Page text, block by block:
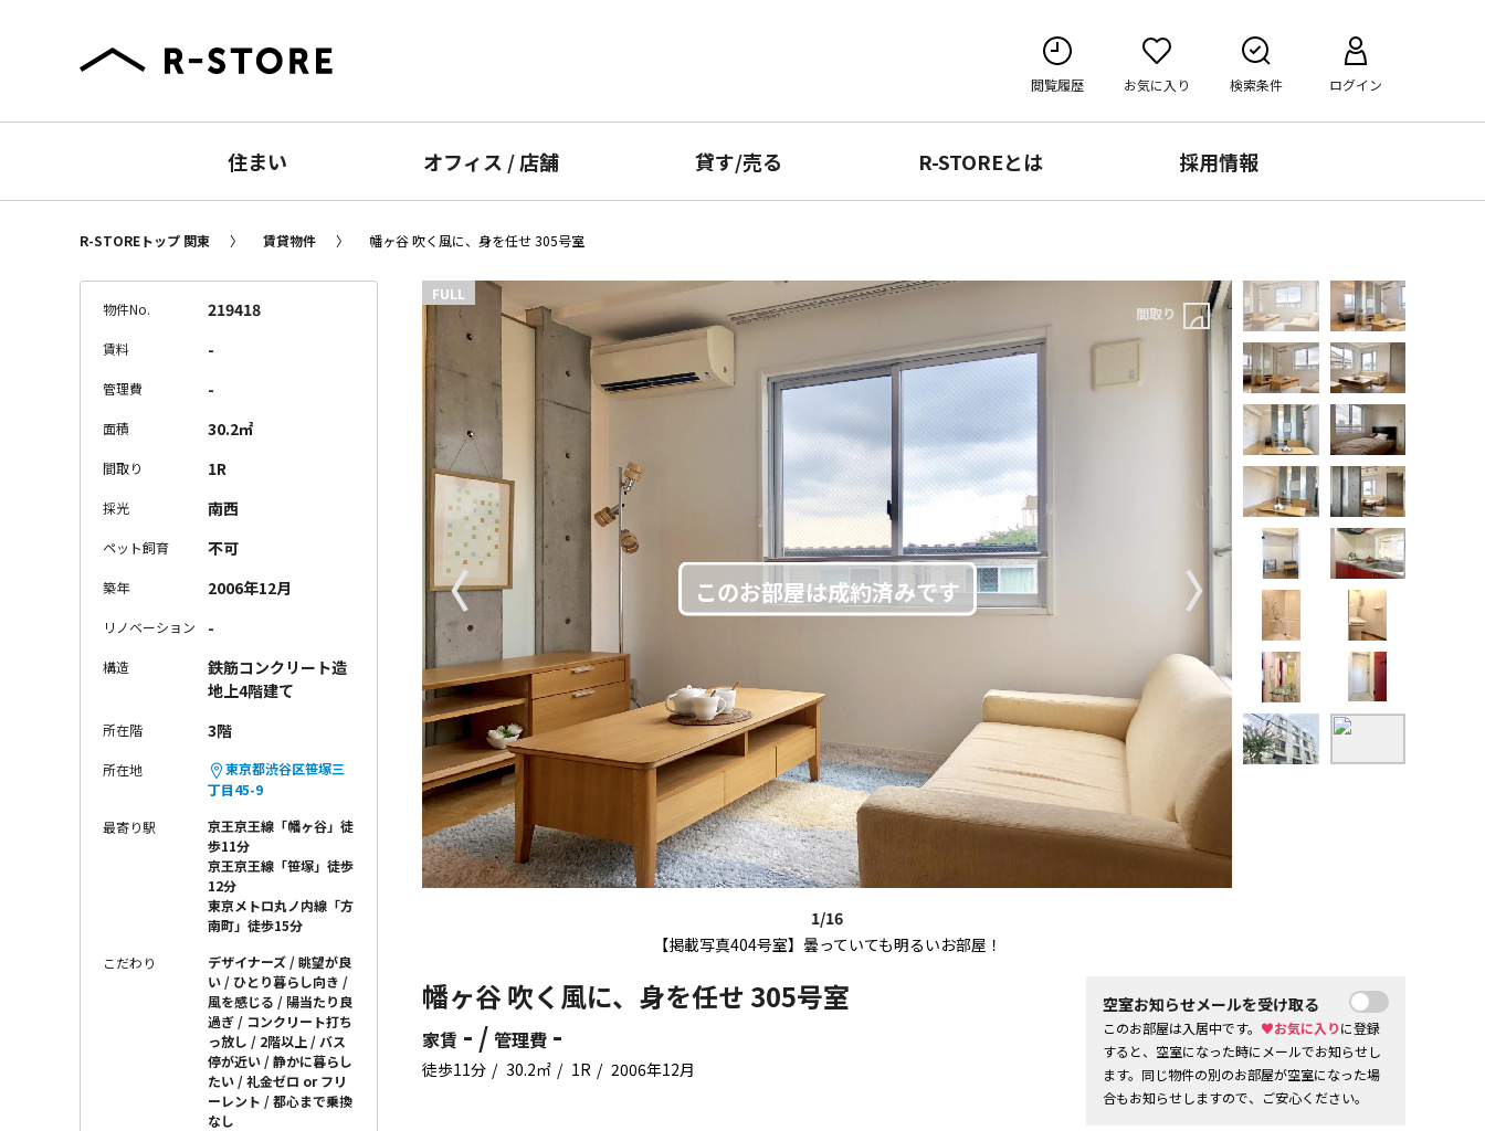
閲覧履歴 お気に入り 検索条件 ログイン
住まい オフィス /店舗 貸す/売る R-STOREとは 採用情報
R-STOREトップ 関東 賃貸物件 幡ヶ谷 吹く風に、身を任せ 305号室
1/16
【掲載写真404号室】曇っていても明るいお部屋！
〈 〉
FULL
間取り
幡ヶ谷 吹く風に、身を任せ 305号室
家賃 - / 管理費 -
徒歩11分 30.2㎡ 1R 2006年12月
空室お知らせメールを受け取る
このお部屋は入居中です。 ♥お気に入りに登録
すると、空室になった時にメールでお知らせし
ます。同じ物件の別のお部屋が空室になった場
合もお知らせしますので、ご安心ください。
物件No. 219418
賃料 -
管理費 -
面積 30.2㎡
間取り 1R
採光 南西
ペット飼育 不可
築年 2006年12月
リノベーション -
構造
鉄筋コンクリート造
地上4階建て
所在階 3階
所在地
東京都渋谷区笹塚三
丁目45-9
最寄り駅
京王京王線「幡ヶ谷」徒
歩11分
京王京王線「笹塚」徒歩
12分
東京メトロ丸ノ内線「方
南町」徒歩15分
こだわり デザイナーズ
眺望が良
い
ひとり暮らし向き
風を感じる
陽当たり良
過ぎ
コンクリート打ち
っ放し
2階以上
バス
停が近い
静かに暮らし
たい
礼金ゼロ or フリ
ーレント
都心まで乗換
なし